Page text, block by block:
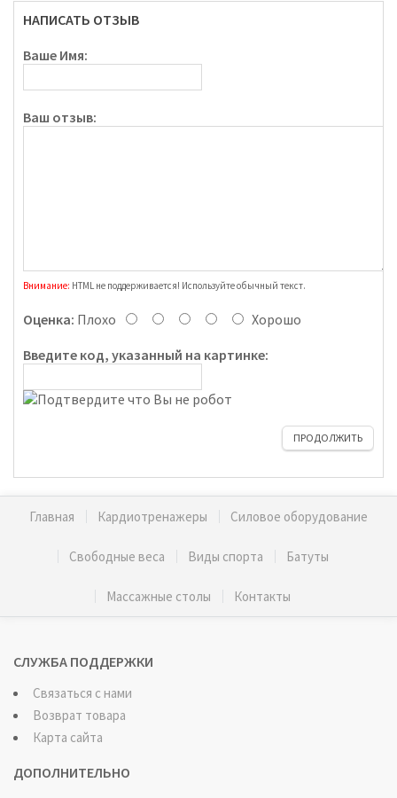
НАПИСАТЬ ОТЗЫВ
Ваше Имя:
Ваш отзыв:
Внимание: HTML не поддерживается! Используйте обычный текст.
Оценка: Плохо
Хорошо
Введите код, указанный на картинке:
ПРОДОЛЖИТЬ
Главная Кардиотренажеры Силовое оборудование
Свободные веса Виды спорта Батуты
Массажные столы Контакты
СЛУЖБА ПОДДЕРЖКИ
Связаться с нами
Возврат товара
Карта сайта
ДОПОЛНИТЕЛЬНО